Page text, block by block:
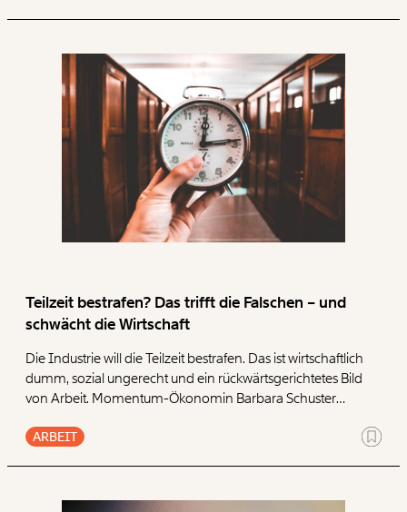
und Lehrlinge) heraus, schrumpft die Teilzeitquote in Wien
auf 24,2 Prozent – die Bundeshauptstadt hat damit die
niedrigste Teilzeitquote im Bundesländervergleich. Das zeigt
eine Auswertung des Momentum Instituts auf Basis der
Mikrozensus Arbeitskräfteerhebung 2024 der Statistik
Teilzeit bestrafen? Das trifft die Falschen – und
schwächt die Wirtschaft
Die Industrie will die Teilzeit bestrafen. Das ist wirtschaftlich
dumm, sozial ungerecht und ein rückwärtsgerichtetes Bild
von Arbeit. Momentum-Ökonomin Barbara Schuster
ARBEIT